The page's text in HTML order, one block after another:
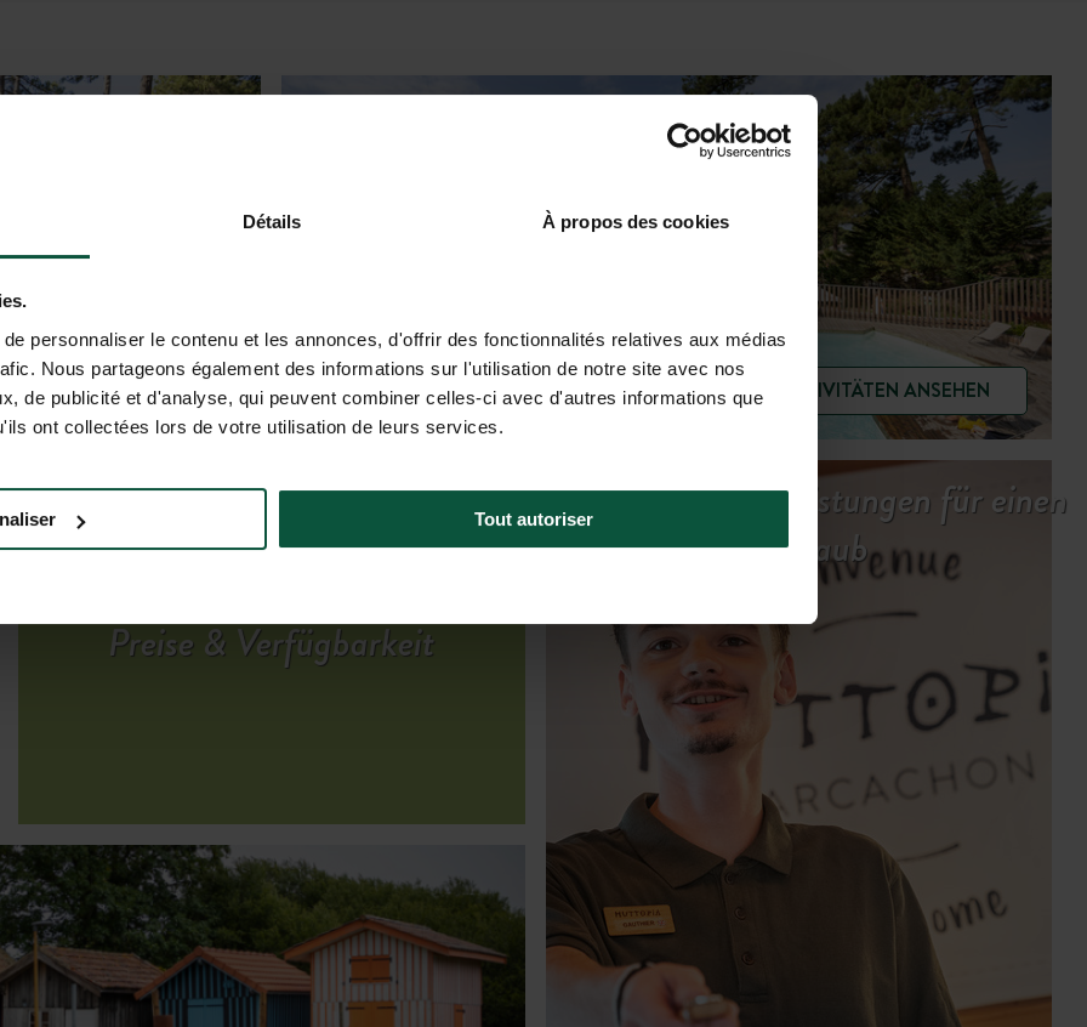
Détails À propos des cookies
personnaliser le contenu et les annonces, d'offrir des fonctionnalités relatives aux médias
Nous partageons également des informations sur l'utilisation de notre site avec nos
de publicité et d'analyse, qui peuvent combiner celles-ci avec d'autres informations que
ont collectées lors de votre utilisation de leurs services.
Tout autoriser
– die Wahl liegt
ANSEHEN
Ein Urlaub voller Abwechslung...
Erholung, gemeinsame Momente & Spiele…
AKTIVITÄTEN ANSEHEN
Preise & Verfügbarkeit
Unsere Dienstleistungen für einen
entspannten Urlaub